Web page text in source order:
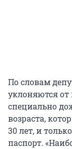
По словам
уклоняются
специально
возраста,
30 лет, и
паспорт.